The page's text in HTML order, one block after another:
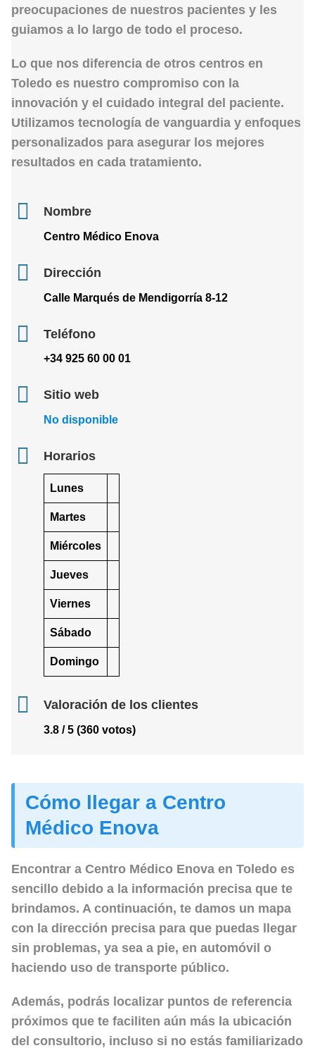
preocupaciones de nuestros pacientes y les
guiamos a lo largo de todo el proceso.
Lo que nos diferencia de otros centros en
Toledo es nuestro compromiso con la
innovación y el cuidado integral del paciente.
Utilizamos tecnología de vanguardia y enfoques
personalizados para asegurar los mejores
resultados en cada tratamiento.
Nombre
Centro Médico Enova
Dirección
Calle Marqués de Mendigorría 8-12
Teléfono
+34 925 60 00 01
Sitio web
No disponible
Horarios
Lunes
Martes
Miércoles
Jueves
Viernes
Sábado
Domingo
Valoración de los clientes
3.8 / 5 (360 votos)
Cómo llegar a Centro
Médico Enova
Encontrar a Centro Médico Enova en Toledo es
sencillo debido a la información precisa que te
brindamos. A continuación, te damos un mapa
con la dirección precisa para que puedas llegar
sin problemas, ya sea a pie, en automóvil o
haciendo uso de transporte público.
Además, podrás localizar puntos de referencia
próximos que te faciliten aún más la ubicación
del consultorio, incluso si no estás familiarizado